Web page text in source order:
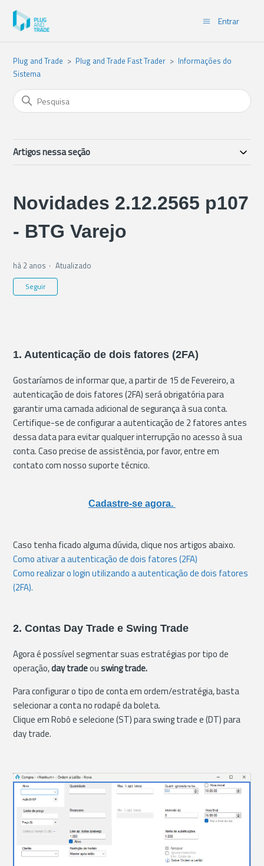
Entrar
Plug and Trade Plug and Trade Fast Trader
Informações do
Sistema
Artigos nessa seção
Novidades 2.12.2565 p107
- BTG Varejo
há 2 anos Atualizado
Seguir
1. Autenticação de dois fatores (2FA)
Gostaríamos de informar que, a partir de 15 de Fevereiro, a
autenticação de dois fatores (2FA) será obrigatória para
garantir uma camada adicional de segurança à sua conta.
Certifique-se de configurar a autenticação de 2 fatores antes
dessa data para evitar qualquer interrupção no acesso à sua
conta. Caso precise de assistência, por favor, entre em
contato com nosso suporte técnico.
Cadastre-se agora.
Caso tenha ficado alguma dúvida, clique nos artigos abaixo.
Como ativar a autenticação de dois fatores (2FA)
Como realizar o login utilizando a autenticação de dois fatores
(2FA).
2. Contas Day Trade e Swing Trade
Agora é possível segmentar suas estratégias por tipo de
operação,day tradeou swing trade.
Para configurar o tipo de conta em ordem/estratégia, basta
selecionar a conta no rodapé da boleta.
Clique em Robô e selecione (ST) para swing trade e (DT) para
day trade.